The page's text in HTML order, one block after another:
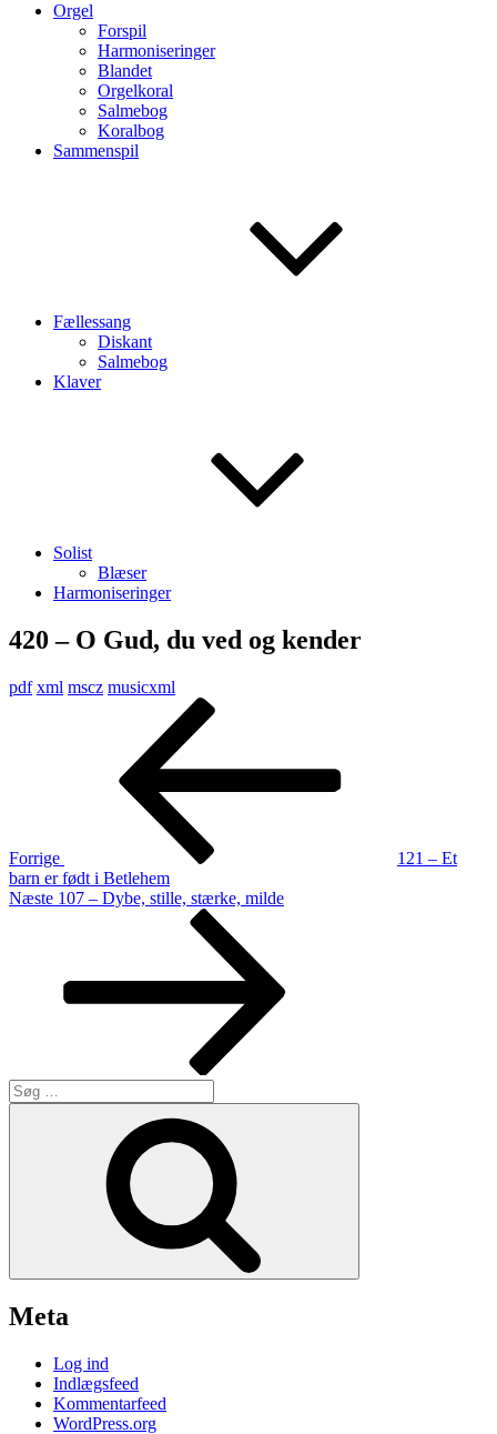
Orgel
Forspil
Harmoniseringer
Blandet
Orgelkoral
Salmebog
Koralbog
Sammenspil
Fællessang
Diskant
Salmebog
Klaver
Solist
Blæser
Harmoniseringer
420 – O Gud, du ved og kender
pdf xml mscz musicxml
Indlægsnavigation
Forrige
121 – Et
barn er født i Betlehem
Næste
Næste 107 – Dybe, stille, stærke, milde
Søg
efter:
Meta
Log ind
Indlægsfeed
Kommentarfeed
WordPress.org